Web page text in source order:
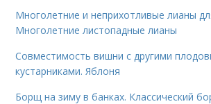
Многолетние и неприхотливые лианы
Многолетние листопадные лианы
Совместимость вишни с другими
кустарниками. Яблоня
Борщ на зиму в банках. Классический